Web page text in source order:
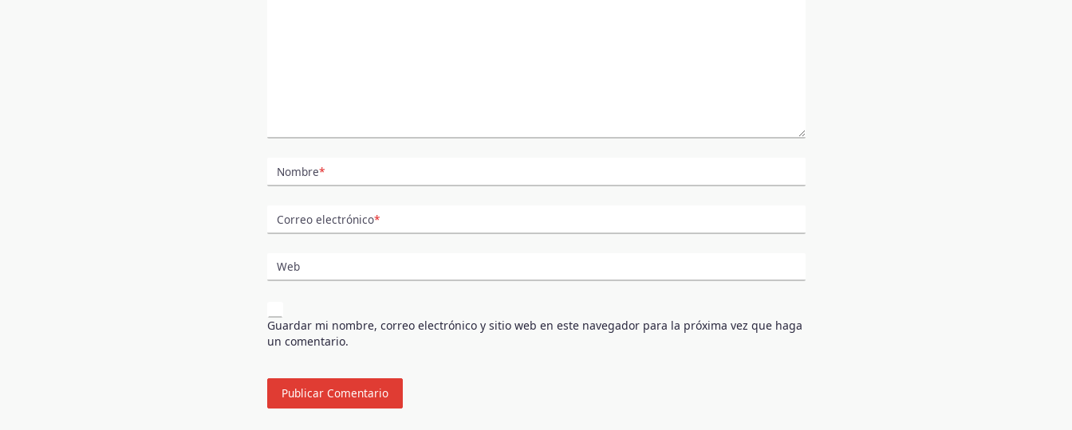
Nombre*
Correo electrónico*
Web
Guardar mi nombre, correo electrónico y sitio web en este navegador para la próxima vez que haga
un comentario.